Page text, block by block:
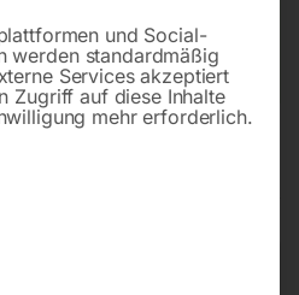
gelten für Österreich.
und Social-
werden standardmäßig
Services akzeptiert
Zugriff auf diese Inhalte
mehr erforderlich.